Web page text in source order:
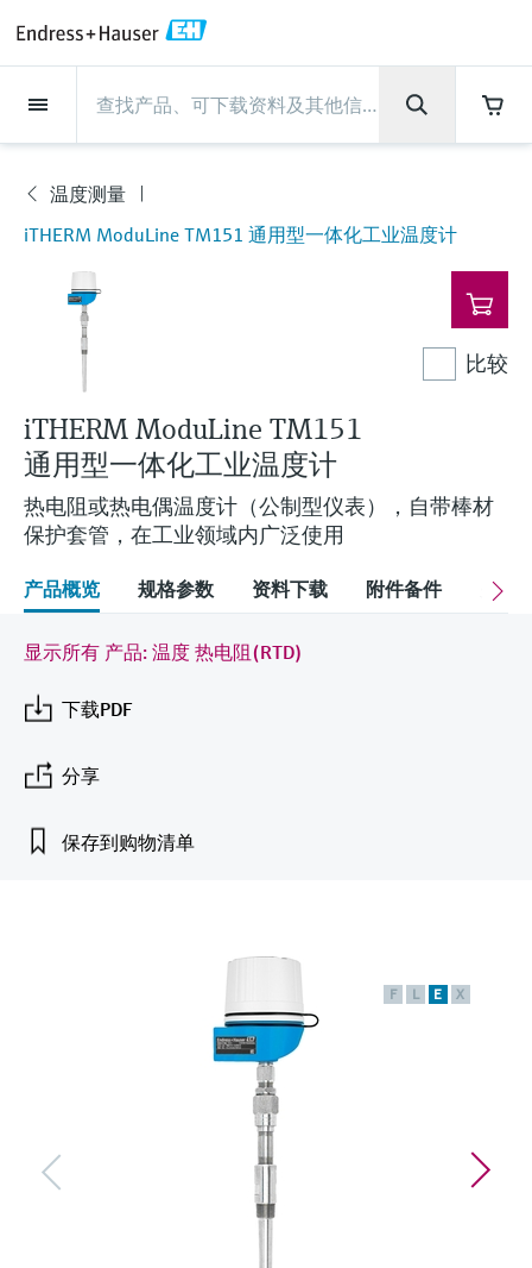
现场仪表
流量
物位测量
液体分析
温度测量
压力测量
系统产品
光学分析
Netilion IIoT
软件
您可通过产品型号、订单代码或序列号，轻
流量
电磁流量计
科里奥利质量流量计
超声波流量计
涡街流量计
热式质量流量计
Differential pressure flow
measurement
选购全部
物位测量
雷达物位测量
Vibronic point level detection
导波雷达物位测量
超声波物位测量
电容物位测量
静压液位测量
Conductive level measurement
Float switch level measurement
放射线物位测量
阻旋料位开关
伺服液位测量
Level measurement with pressure
液体分析
pH电极和变送器
电导率传感器和变送器
浊度传感器和变送器
氯传感器和变送器
溶解氧传感器和变送器
实验室检测仪表和便携式pH计
全自动水质采样仪
TOC、COD和SAC分析仪
ORP电极和变送器
污泥界面传感器和变送器
营养盐分析仪和传感器
温度测量
温度变送器
工业温度计
保护套管
高温型温度计
卫生型温度计
紧凑型温度计
温度开关
表面温度计
线缆式温度计
多点温度计
选购全部
压力测量
绝压和表压测量
差压测量
选购全部
系统产品
数据管理仪&数据记录仪
过程测控仪
电源和安全栅
WirelessHART解决方案
网关和调制解调器
设备配置用平板电脑
能量管理仪和应用管理仪
浪涌保护器
选购全部
光学分析
TDLAS和QF分析仪
拉曼光谱分析仪
排放监测解决方案
颗粒测量设备
数字分析仪解决方案
过程气体分析仪
空气质量测量装置
烟雾探测器
视距测量仪
超高探测器
选购全部
Netilion IIoT
Netilion Value
Netilion Health
Netilion Analytics
Netilion Library
Netilion Inventory
Netilion Connect
Netilion Device Viewer
Netilion Water
服务产品
Project and commissioning services
技术支持服务
仪表维护
仪表性能优化服务
View all
Project and commissioning
services
仪表调试服务
Industrial Project Management
技术支持服务
远程技术支持
远程资产监控
Process Instrumentation Courses
仪表维护
验证服务
现场仪表校准服务
预防性维护服务
Repair of measuring instruments
仪表性能优化服务
校准报告分析
优化校准间隔时间
动态现场仪表评价和分析服务
行业应用
食品与饮料
水务和环境：保护 —— 节约 —— 提高
石油与天然气：促进能源转型，实
现净零目标
生命科学：创新技术助推卓越运营
化工：深化合作，助推可持续成功
电力与能源
采矿、矿物加工及冶金：打造可持
续的未来
公用工程：可靠使用蒸汽
支持
快速获取服务支持！
技术支持中心 —— Endress+Hauser提供全方
下载区
搜索和下载技术手册, 宣传资料, 出版物, 软
学习
学习中心 - 探索Endress+Hauser学习平台上
的指导课程与资源，随时随地提升技能。
活动和培训
在线研讨会等各种活动中灵活选择。
公司
Endress+Hauser集团
生产中心
集团实力
客户案例
新闻与案例
活动和培训
您的Endress+Hauser职业生涯
Endress+Hauser集团
公司概况
Endress+Hauser在中国
恩德斯豪斯科技中国
财务业绩
集团管理层
发展历程
文化与价值观
可持续发展
关联公司
生产中心
物位和压力测量
Endress+Hauser流量
Endress+Hauser 液体分析
温度+系统产品
Endress+Hauser 数字解决方案
Endress+Hauser 光学分析
Endress+Hauser SICK
Endress+Hauser Technology China
集团实力
过程安全性
网络安全性
过程自动化项目流程
My Endress+Hauser
建立电子采购流程，从容应对未来
需求
新闻与案例
新闻与案例总览
所有文章
新闻稿
事实速览
媒体活动
活动和培训
培训
研讨会
展览会
在线研讨会和回放
峰会
线下活动
查找市场活动及培训
您的Endress+Hauser职业生
涯
Explore open positions
在Endress+Hauser工作
更多工作机会
德国耶拿分析仪器公司的工作机会
IST创新传感器技术公司的工作机
会
Job opportunities at
场
温度测量
iTHERM ModuLine TM151 通用型一体化工业温度计
iTHERM ModuLine TM151
通用型一体化工业温度计
热电阻或热电偶温度计（公制型仪表），自带棒材
保护套管，在工业领域内广泛使用
比较
产品概览 规格参数 资料下载 附件备件 关联
显示所有 产品: 温度 热电阻(RTD)
下载PDF
分享
保存到购物清单
F L E X